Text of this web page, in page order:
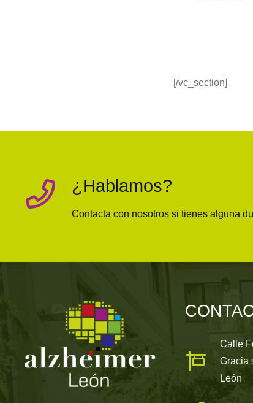
[/vc_section]
¿Hablamos?
Contacta con nosotros si tienes alguna
Calle
Gracia
León